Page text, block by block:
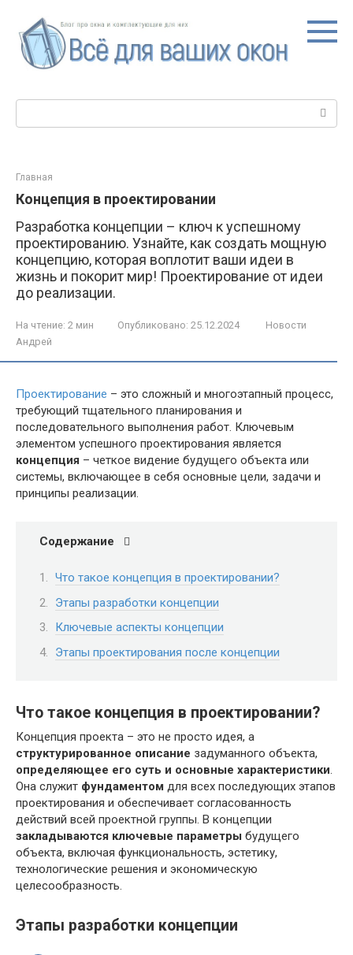
контенту
Главная
Концепция в проектировании
Разработка концепции – ключ к успешному
проектированию. Узнайте, как создать мощную
концепцию, которая воплотит ваши идеи в
жизнь и покорит мир! Проектирование от идеи
до реализации.
На чтение: 2 мин Опубликовано: 25.12.2024
Новости
Андрей
Проектирование – это сложный и многоэтапный процесс,
требующий тщательного планирования и
последовательного выполнения работ. Ключевым
элементом успешного проектирования является
концепция – четкое видение будущего объекта или
системы, включающее в себя основные цели, задачи и
принципы реализации.
Содержание
Что такое концепция в проектировании?
Этапы разработки концепции
Ключевые аспекты концепции
Этапы проектирования после концепции
Что такое концепция в проектировании?
Концепция проекта – это не просто идея, а
структурированное описание задуманного объекта,
определяющее его суть и основные характеристики.
Она служит фундаментом для всех последующих этапов
проектирования и обеспечивает согласованность
действий всей проектной группы. В концепции
закладываются ключевые параметры будущего
объекта, включая функциональность, эстетику,
технологические решения и экономическую
целесообразность.
Этапы разработки концепции